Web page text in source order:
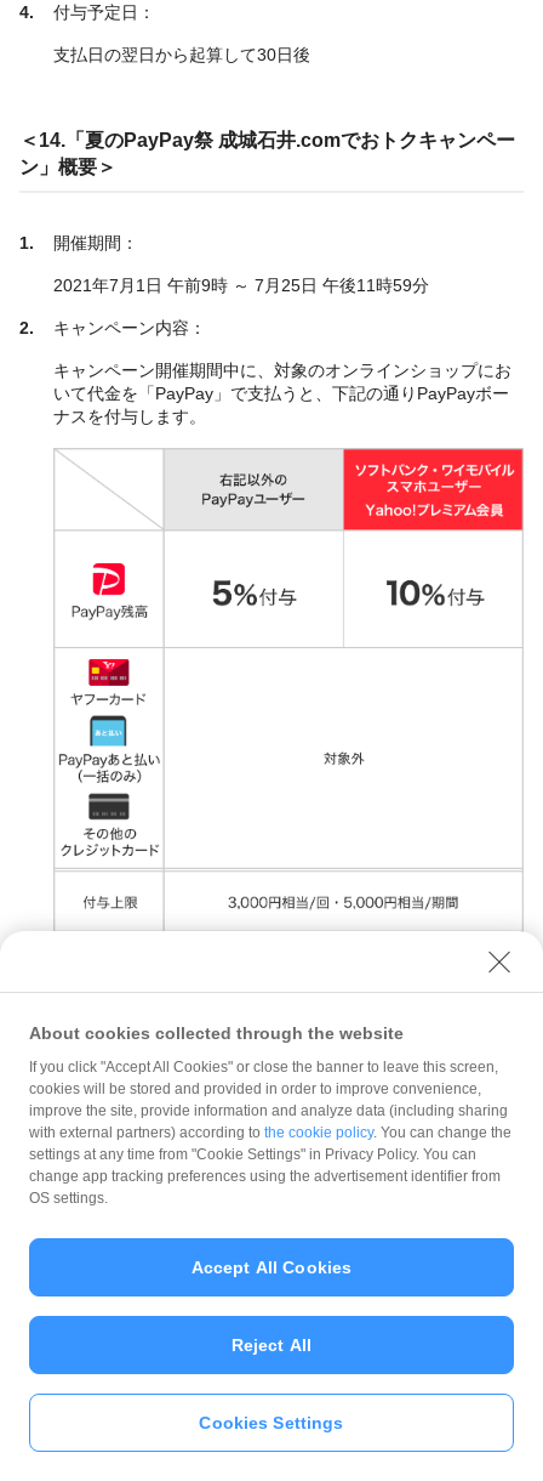
付与予定日：
支払日の翌日から起算して30日後
＜14.「夏のPayPay祭 成城石井.comでおトクキャンペー
ン」概要＞
開催期間：
2021年7月1日 午前9時 ～ 7月25日 午後11時59分
キャンペーン内容：
キャンペーン開催期間中に、対象のオンラインショップにお
いて代金を「PayPay」で支払うと、下記の通りPayPayボー
ナスを付与します。
1回の支払いにおける付与上限：3,000円相当
開催期間中の付与合計上限：5,000円相当
付与予定日：
支払日の翌日から起算して30日後
＜15.「夏のPayPay祭 ソフマップ・ドットコム、アキバ
☆ソフマップ・ドットコム、リコレ！でおトクキャンペー
ン」概要＞
キャンペーン内容：
PayPayアプリをダウンロ
ード＞＞
About cookies collected through the website
If you click "Accept All Cookies" or close the banner to leave this screen,
cookies will be stored and provided in order to improve convenience,
improve the site, provide information and analyze data (including sharing
with external partners) according to the cookie policy. You can change the
settings at any time from "Cookie Settings" in Privacy Policy. You can
change app tracking preferences using the advertisement identifier from
OS settings.
Cookies Settings
Reject All
Accept All Cookies